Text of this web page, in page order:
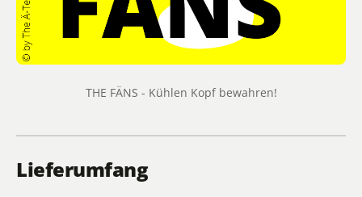
THE FÄNS - Kühlen Kopf bewahren!
Lieferumfang